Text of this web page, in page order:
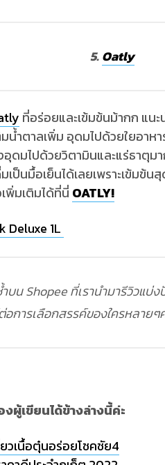
5.Oatly
ที่อร่อยและเข้มข้นม้ากก แน
น้ำตาลเพิ่ม อุดมไปด้วยใยอาห
มไปด้วยวิตามินและแร่ธาตุม
ป็นมื้อเย็นได้เลยเพราะเข้มข้
พิ่มเติมได้ที่นี่ OATLY!
Deluxe 1L
บน Shopee ที่เรานำมารีวิวแบ่
อการเลือกสรรค์ของใครหลาย
ผู้เขียนได้ข้างล่างนี้ค่ะ
วเนื้อตุ๋นอร่อยโชคชัย4